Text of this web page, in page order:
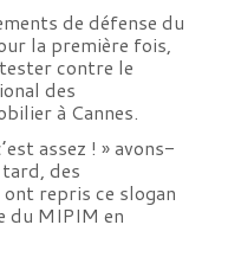
de défense du
la première fois,
contre le
des
à Cannes.
assez ! » avons-
des
repris ce slogan
du MIPIM en